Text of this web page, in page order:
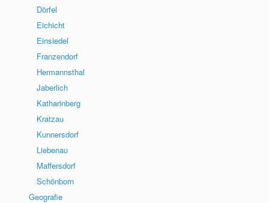
Dörfel
Eichicht
Einsiedel
Franzendorf
Hermannsthal
Jaberlich
Katharinberg
Kratzau
Kunnersdorf
Liebenau
Maffersdorf
Schönborn
Geografie